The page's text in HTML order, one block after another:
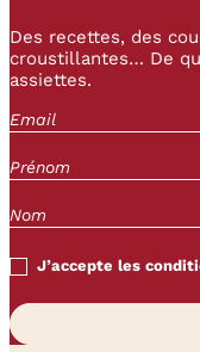
Des recettes, des
croustillantes… De
assiettes.
J’accepte les